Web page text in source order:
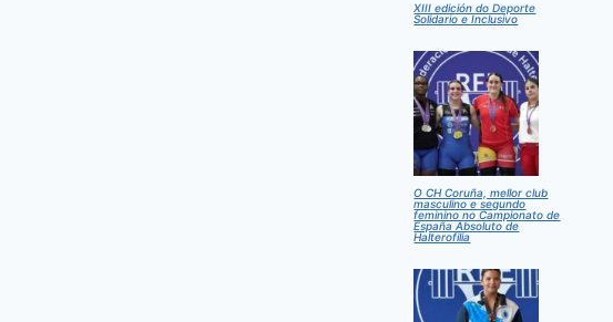
XIII edición do Deporte
Solidario e Inclusivo
O CH Coruña, mellor club
masculino e segundo
feminino no Campionato de
España Absoluto de
Halterofilia